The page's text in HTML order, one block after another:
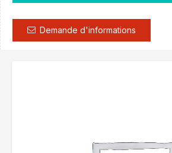
Demande d'informations